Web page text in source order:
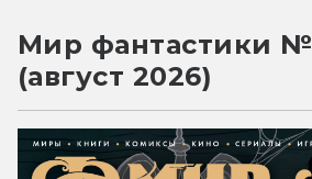
Мир фантастики №
(август 2026)